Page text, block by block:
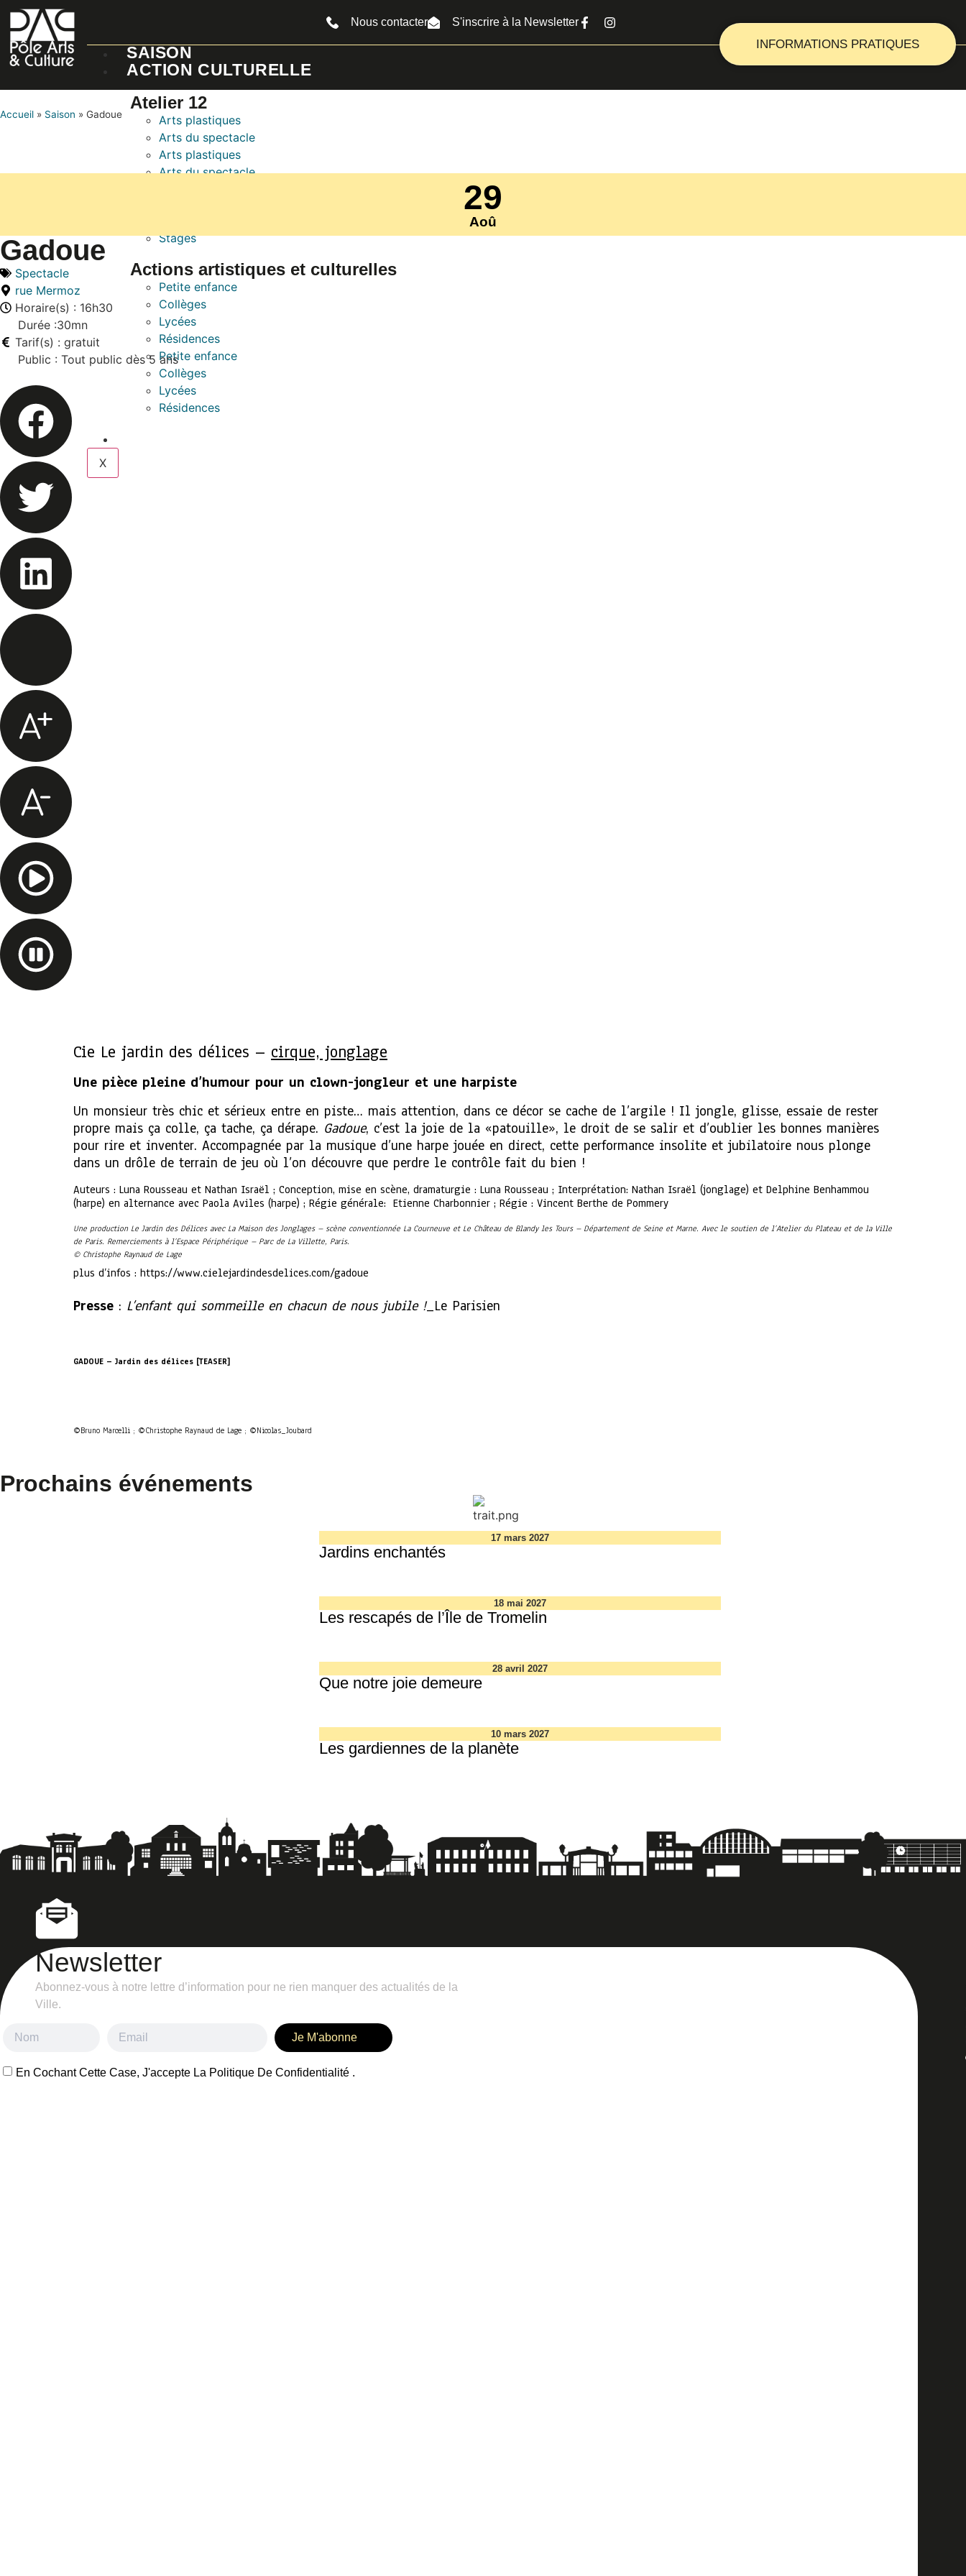
Nous contacter S'inscrire à la Newsletter
INFORMATIONS PRATIQUES
SAISON
ACTION CULTURELLE
Atelier 12
Arts plastiques
Arts du spectacle
Arts plastiques
Arts du spectacle
Stages
Actions artistiques et culturelles
Petite enfance
Collèges
Lycées
Résidences
Petite enfance
Collèges
Lycées
Résidences
X
Accueil » Saison » Gadoue
29
Aoû
Gadoue
Spectacle
rue Mermoz
Horaire(s) : 16h30
Durée :30mn
Tarif(s) : gratuit
Public : Tout public dès 5 ans
Cie Le jardin des délices – cirque, jonglage
Une pièce pleine d’humour pour un clown-jongleur et une harpiste
Un monsieur très chic et sérieux entre en piste… mais attention, dans ce décor se cache de l’argile ! Il jongle, glisse, essaie de rester
propre mais ça colle, ça tache, ça dérape. Gadoue, c’est la joie de la «patouille», le droit de se salir et d’oublier les bonnes manières
pour rire et inventer. Accompagnée par la musique d’une harpe jouée en direct, cette performance insolite et jubilatoire nous plonge
dans un drôle de terrain de jeu où l’on découvre que perdre le contrôle fait du bien !
Auteurs : Luna Rousseau et Nathan Israël ; Conception, mise en scène, dramaturgie : Luna Rousseau ; Interprétation: Nathan Israël (jonglage) et Delphine Benhammou
(harpe) en alternance avec Paola Aviles (harpe) ; Régie générale: Etienne Charbonnier ; Régie : Vincent Berthe de Pommery
Une production Le Jardin des Délices avec La Maison des Jonglages – scène conventionnée La Courneuve et Le Château de Blandy les Tours – Département de Seine et Marne. Avec le soutien de l’Atelier du Plateau et de la Ville
de Paris. Remerciements à l’Espace Périphérique – Parc de La Villette, Paris.
© Christophe Raynaud de Lage
plus d’infos : https://www.cielejardindesdelices.com/gadoue
Presse : L’enfant qui sommeille en chacun de nous jubile !_Le Parisien
GADOUE – Jardin des délices [TEASER]
©Bruno Marcelli ; ©Christophe Raynaud de Lage ; ©Nicolas_Joubard
Prochains événements
17 mars 2027
Jardins enchantés
18 mai 2027
Les rescapés de l’Île de Tromelin
28 avril 2027
Que notre joie demeure
10 mars 2027
Les gardiennes de la planète
Newsletter
Abonnez-vous à notre lettre d’information pour ne rien manquer des actualités de la
Ville.
En Cochant Cette Case, J'accepte La Politique De Confidentialité .
Je M'abonne